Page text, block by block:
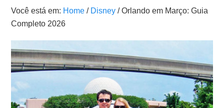
Você está em: Home / Disney /Orlando em Março: Guia
Completo 2026